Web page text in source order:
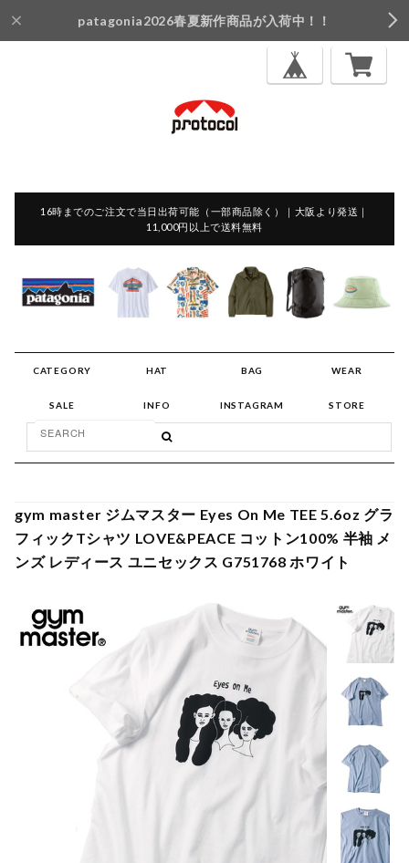
patagonia2026春夏新作商品が入荷中！！
16時までのご注文で当日出荷可能（一部商品除く）｜大阪より発送｜
11,000円以上で送料無料
CATEGORY HAT BAG WEAR
SALE INFO INSTAGRAM STORE
gym master ジムマスター Eyes On Me TEE 5.6oz グラ
フィックTシャツ LOVE&PEACE コットン100% 半袖 メ
ンズ レディース ユニセックス G751768 ホワイト